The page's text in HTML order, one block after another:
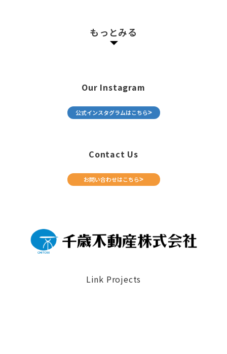
もっとみる
Our Instagram
公式インスタグラムはこちら
Contact Us
お問い合わせはこちら
Link Projects